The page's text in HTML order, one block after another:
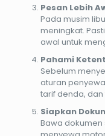
Pesan Lebih
Pada musim
meningkat.
awal untuk
Pahami
Sebelum
aturan
tarif denda,
Siapkan
Bawa dokumen